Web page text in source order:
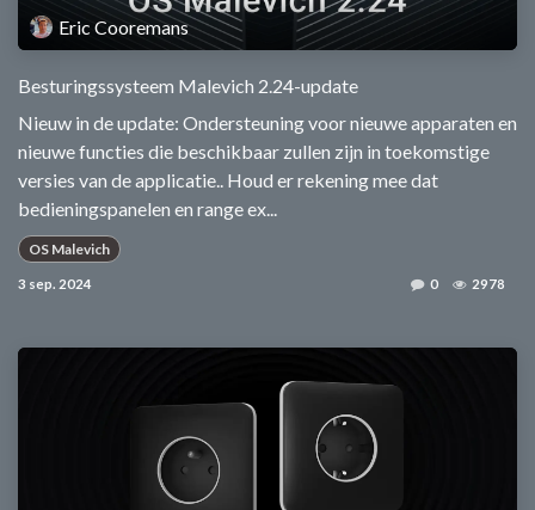
Eric Cooremans
Besturingssysteem Malevich 2.24-update
Nieuw in de update: Ondersteuning voor nieuwe apparaten en
nieuwe functies die beschikbaar zullen zijn in toekomstige
versies van de applicatie.. Houd er rekening mee dat
bedieningspanelen en range ex...
OS Malevich
3 sep. 2024 0 2978